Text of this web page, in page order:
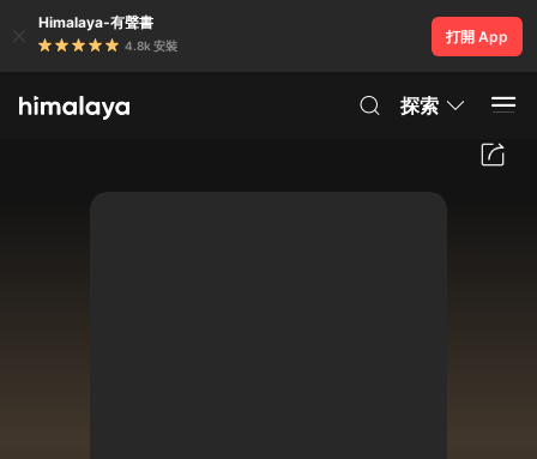
Himalaya-有聲書
4.8k 安裝
打開 App
探索